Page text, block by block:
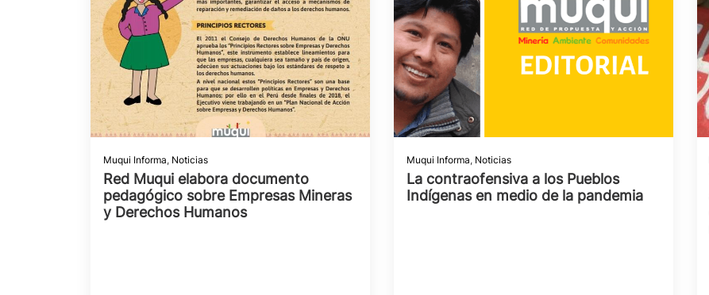
Muqui Informa, Noticias
Red Muqui elabora documento
pedagógico sobre Empresas Mineras
y Derechos Humanos
Muqui Informa, Noticias
La contraofensiva a los Pueblos
Indígenas en medio de la pandemia